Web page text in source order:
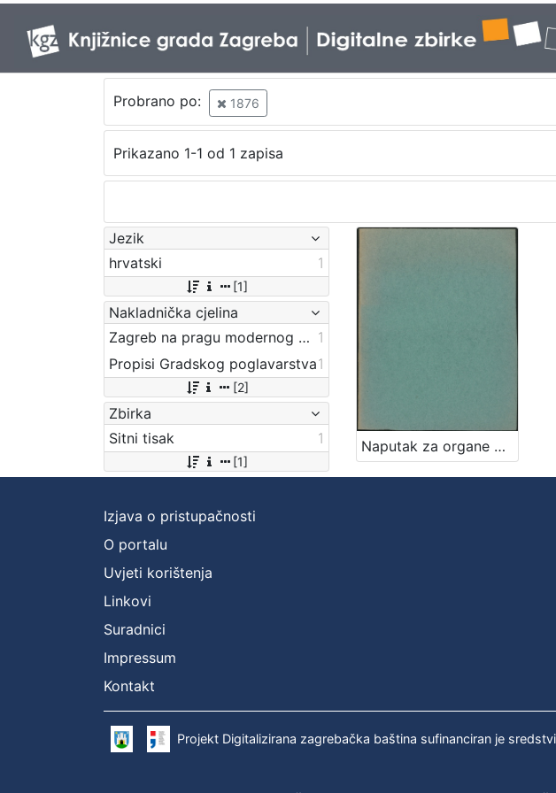
Probrano po: 1876
Prikazano 1-1 od 1 zapisa
Jezik
hrvatski
1
[1]
Nakladnička cjelina
Zagreb na pragu modernog doba 1
Propisi Gradskog poglavarstva1
[2]
Zbirka
Sitni tisak
1
[1]
Naputak za organe uprave gradskih daćah u glavnom gradu Zagrebu
Izjava o pristupačnosti
O portalu
Uvjeti korištenja
Linkovi
Suradnici
Impressum
Kontakt
Projekt Digitalizirana zagrebačka baština sufinanciran je